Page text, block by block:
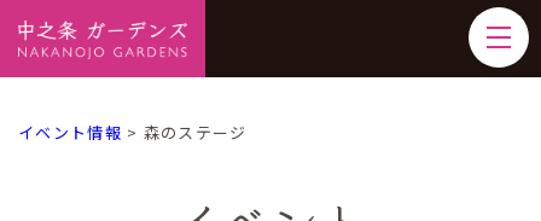
イベント情報 > 森のステージ